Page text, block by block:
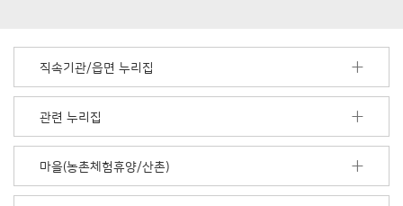
직속기관/읍면 누리집
관련 누리집
마을(농촌체험휴양/산촌)